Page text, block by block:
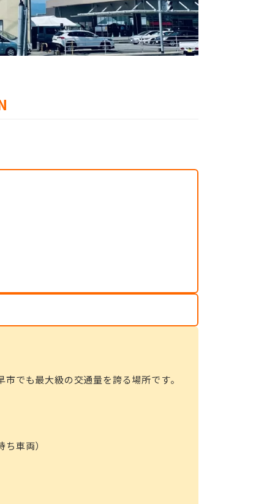
でも最大級の交通量を誇る場所です。
車両）